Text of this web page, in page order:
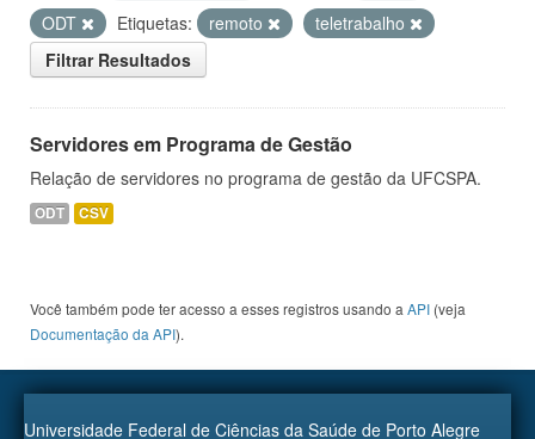
ODT
Etiquetas: remoto
teletrabalho
Filtrar Resultados
Servidores em Programa de Gestão
Relação de servidores no programa de gestão da UFCSPA.
ODT CSV
Você também pode ter acesso a esses registros usando a API (veja
Documentação da API).
Universidade Federal de Ciências da Saúde de Porto Alegre